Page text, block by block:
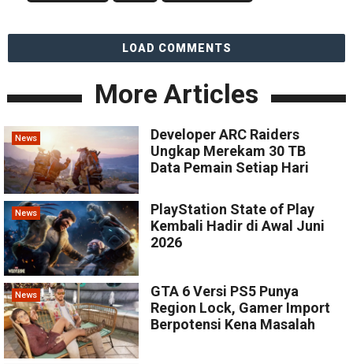
LOAD COMMENTS
More Articles
News
Developer ARC Raiders
Ungkap Merekam 30 TB
Data Pemain Setiap Hari
News
PlayStation State of Play
Kembali Hadir di Awal Juni
2026
News
GTA 6 Versi PS5 Punya
Region Lock, Gamer Import
Berpotensi Kena Masalah